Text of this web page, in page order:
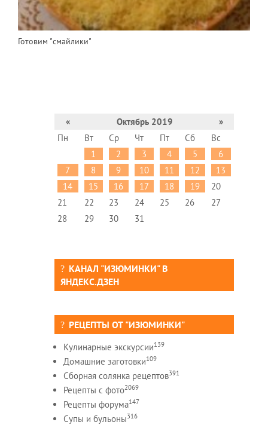
Готовим "смайлики"
« Октябрь 2019
»
Пн
Вт Ср Чт Пт Сб
Вс
1
2 3 4 5
6
7
8 9 10 11 12
13
14
15 16 17 18 19
20
21
22 23 24 25 26
27
28
29 30 31
КАНАЛ "ИЗЮМИНКИ" В
ЯНДЕКС.ДЗЕН
РЕЦЕПТЫ ОТ "ИЗЮМИНКИ"
Кулинарные экскурсии139
Домашние заготовки109
Сборная солянка рецептов391
Рецепты c фото2069
Рецепты форума147
Супы и бульоны316